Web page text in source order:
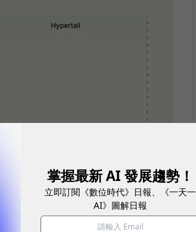
掌握最新 AI 發展趨勢！
立即訂閱《數位時代》日報、《一天一
AI》圖解日報